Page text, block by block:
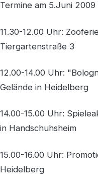
Termine am 5.Juni
11.30-12.00 Uhr:
Tiergartenstraße 3
12.00-14.00 Uhr:
Gelände in Heidelberg
14.00-15.00 Uhr:
in Handschuhsheim
15.00-16.00 Uhr:
Heidelberg